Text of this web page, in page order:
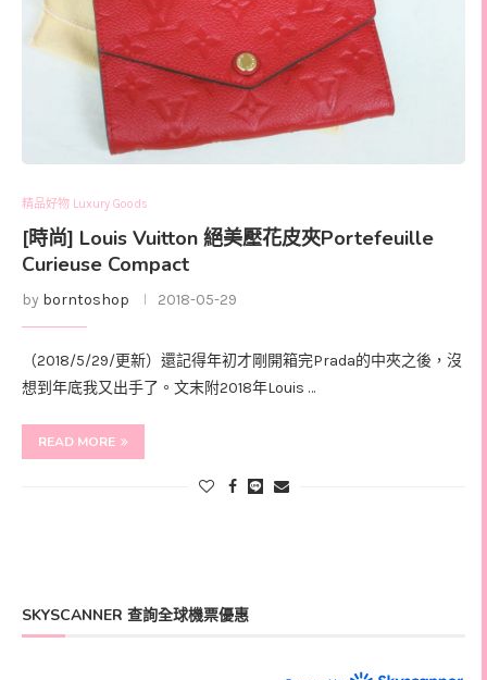
精品好物 Luxury Goods
[時尚] Louis Vuitton 絕美壓花皮夾Portefeuille
Curieuse Compact
by borntoshop 2018-05-29
（2018/5/29/更新）還記得年初才剛開箱完Prada的中夾之後，沒
想到年底我又出手了。文末附2018年Louis …
READ MORE
SKYSCANNER 查詢全球機票優惠